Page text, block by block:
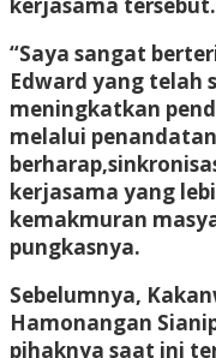
“Saya sangat
Edward yang telah
meningkatkan
melalui
kerjasama yang
kemakmuran
pungkasnya.
Sebelumnya,
Hamonangan
pihaknya saat ini